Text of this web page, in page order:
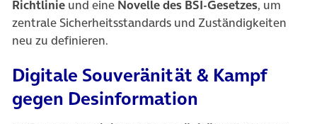
Richtlinie und eine Novelle des BSI-Gesetzes, um
zentrale Sicherheitsstandards und Zuständigkeiten
neu zu definieren.
Digitale Souveränität & Kampf
gegen Desinformation